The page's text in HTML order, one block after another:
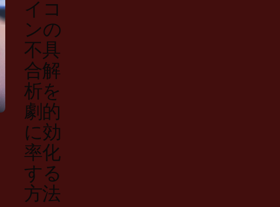
イコ
ンの
不具
合解
析を
劇的
に効
率化
する
方法